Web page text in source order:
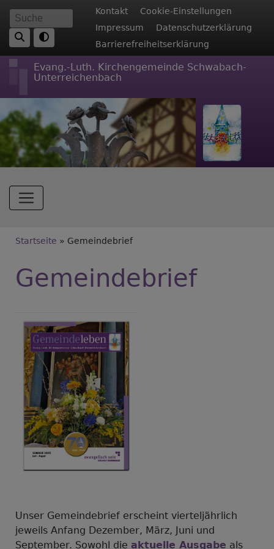
Direkt
zum
Inhalt
Suche Fußbereichsmenü
Kontakt
Cookie-Einstellungen
Impressum
Datenschutzerklärung
Barrierefreiheitserklärung
Evang.-Luth. Kirchengemeinde Schwabach-
Unterreichenbach
Hauptnavigation
Breadcrumb
Startseite Gemeindebrief
Gemeindebrief
Unser Gemeindebrief erscheint vierteljährlich
jeweils Anfang Dezember, März, Juni und
September. Sowohl die aktuelle Ausgabe als